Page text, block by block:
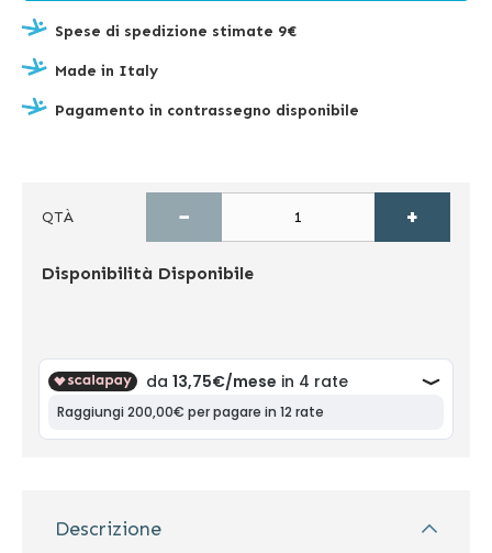
Spese di spedizione stimate 9€
Made in Italy
Pagamento in contrassegno disponibile
QTÀ − +
Disponibilità Disponibile
Descrizione